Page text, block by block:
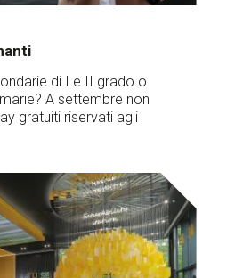
di I e II grado o
A settembre non
gratuiti riservati agli